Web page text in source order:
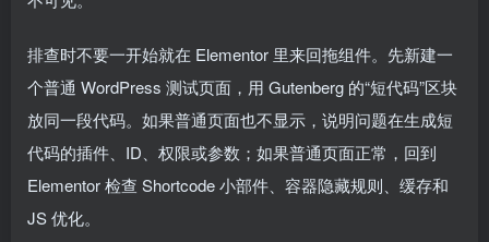
排查时不要一开始就在 Elementor 里来回拖组件。先新建一
个普通 WordPress 测试页面，用 Gutenberg 的“短代码”区块
放同一段代码。如果普通页面也不显示，说明问题在生成短
代码的插件、ID、权限或参数；如果普通页面正常，回到
Elementor 检查 Shortcode 小部件、容器隐藏规则、缓存和
JS 优化。